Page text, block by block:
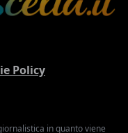
Policy
in quanto viene